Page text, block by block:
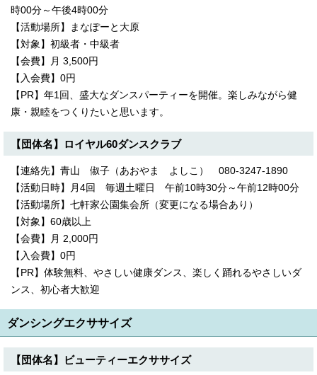
時00分～午後4時00分
【活動場所】まなぽーと大原
【対象】初級者・中級者
【会費】月 3,500円
【入会費】0円
【PR】年1回、盛大なダンスパーティーを開催。楽しみながら健
康・親睦をつくりたいと思います。
【団体名】ロイヤル60ダンスクラブ
【連絡先】青山 俶子（あおやま よしこ） 080-3247-1890
【活動日時】月4回 毎週土曜日 午前10時30分～午前12時00分
【活動場所】七軒家公園集会所（変更になる場合あり）
【対象】60歳以上
【会費】月 2,000円
【入会費】0円
【PR】体験無料、やさしい健康ダンス、楽しく踊れるやさしいダ
ンス、初心者大歓迎
ダンシングエクササイズ
【団体名】ビューティーエクササイズ